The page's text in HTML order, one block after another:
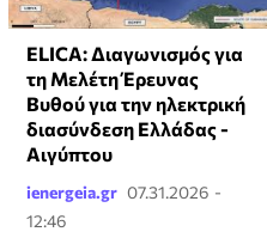
ELICA: Διαγωνισμός για
τη Μελέτη Έρευνας
Βυθού για την ηλεκτρική
διασύνδεση Ελλάδας -
Αιγύπτου
ienergeia.gr 07.31.2026 -
12:46